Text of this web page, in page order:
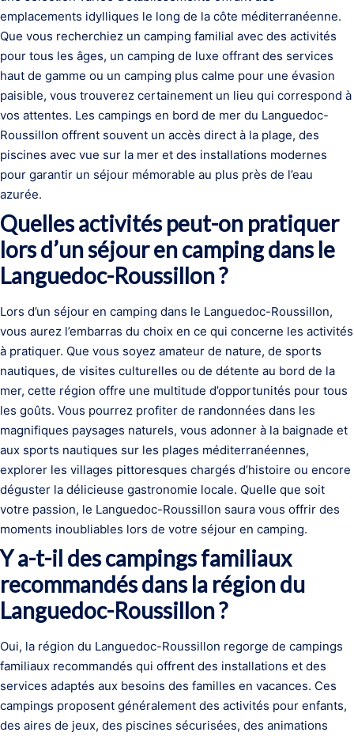
emplacements idylliques le long de la côte méditerranéenne.
Que vous recherchiez un camping familial avec des activités
pour tous les âges, un camping de luxe offrant des services
haut de gamme ou un camping plus calme pour une évasion
paisible, vous trouverez certainement un lieu qui correspond à
vos attentes. Les campings en bord de mer du Languedoc-
Roussillon offrent souvent un accès direct à la plage, des
piscines avec vue sur la mer et des installations modernes
pour garantir un séjour mémorable au plus près de l’eau
azurée.
Quelles activités peut-on pratiquer
lors d’un séjour en camping dans le
Languedoc-Roussillon ?
Lors d’un séjour en camping dans le Languedoc-Roussillon,
vous aurez l’embarras du choix en ce qui concerne les activités
à pratiquer. Que vous soyez amateur de nature, de sports
nautiques, de visites culturelles ou de détente au bord de la
mer, cette région offre une multitude d’opportunités pour tous
les goûts. Vous pourrez profiter de randonnées dans les
magnifiques paysages naturels, vous adonner à la baignade et
aux sports nautiques sur les plages méditerranéennes,
explorer les villages pittoresques chargés d’histoire ou encore
déguster la délicieuse gastronomie locale. Quelle que soit
votre passion, le Languedoc-Roussillon saura vous offrir des
moments inoubliables lors de votre séjour en camping.
Y a-t-il des campings familiaux
recommandés dans la région du
Languedoc-Roussillon ?
Oui, la région du Languedoc-Roussillon regorge de campings
familiaux recommandés qui offrent des installations et des
services adaptés aux besoins des familles en vacances. Ces
campings proposent généralement des activités pour enfants,
des aires de jeux, des piscines sécurisées, des animations